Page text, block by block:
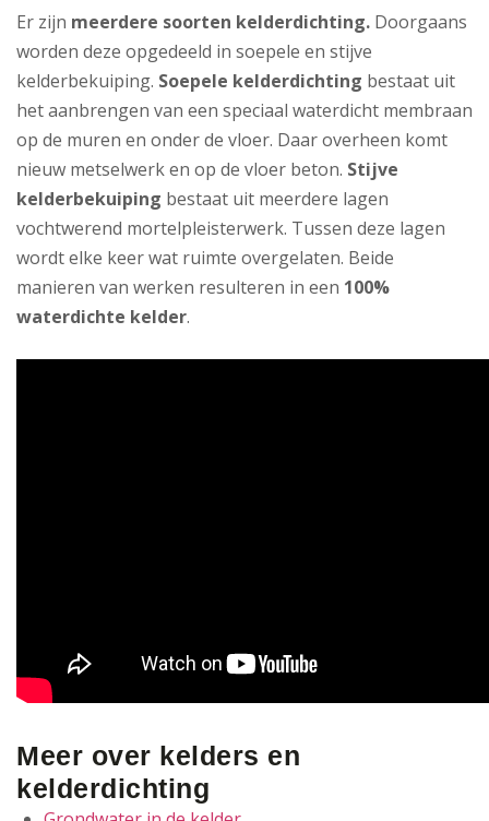
Er zijn meerdere soorten kelderdichting. Doorgaans
worden deze opgedeeld in soepele en stijve
kelderbekuiping. Soepele kelderdichting bestaat uit
het aanbrengen van een speciaal waterdicht membraan
op de muren en onder de vloer. Daar overheen komt
nieuw metselwerk en op de vloer beton. Stijve
kelderbekuiping bestaat uit meerdere lagen
vochtwerend mortelpleisterwerk. Tussen deze lagen
wordt elke keer wat ruimte overgelaten. Beide
manieren van werken resulteren in een 100%
waterdichte kelder.
Meer over kelders en
kelderdichting